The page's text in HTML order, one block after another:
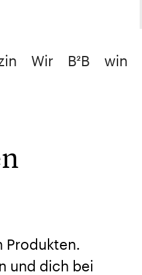
Wir B²B win
Produkten.
und dich bei